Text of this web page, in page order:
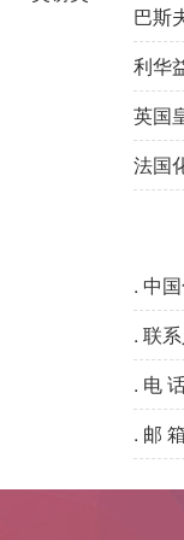
巴斯
利华
英国
法国
. 中
. 联
. 电
. 邮